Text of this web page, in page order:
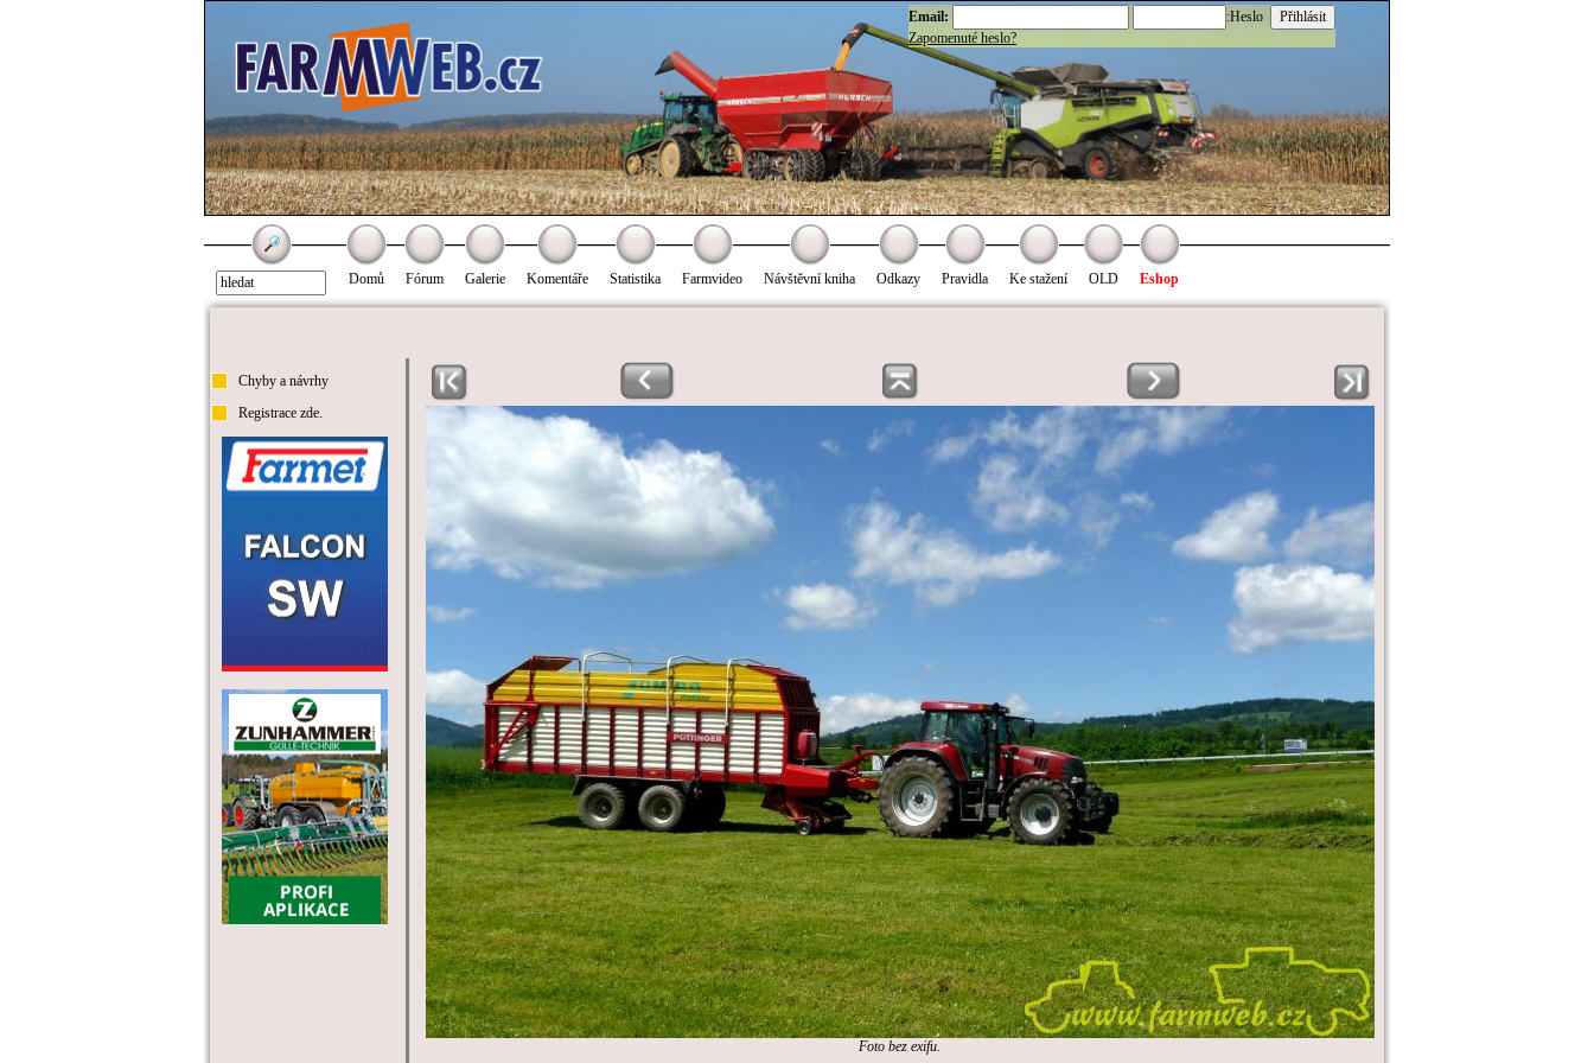
Email:
:Heslo
Zapomenuté heslo?
Domů Fórum Galerie Komentáře Statistika Farmvideo Návštěvní kniha Odkazy Pravidla Ke stažení OLD Eshop
Chyby a návrhy
Registrace zde.
Foto bez exifu.